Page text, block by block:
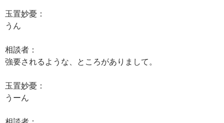
玉置妙憂：
うん
相談者：
強要されるような、ところがありまして。
玉置妙憂：
うーん